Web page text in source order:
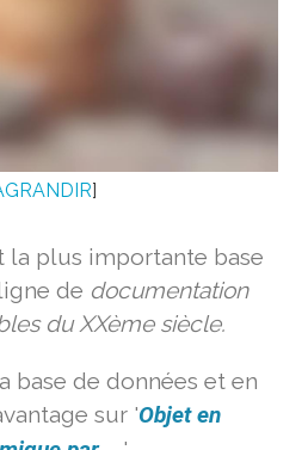
]
la plus importante base
de documentation
du XXème siècle.
base de données et en
sur 'Objet en